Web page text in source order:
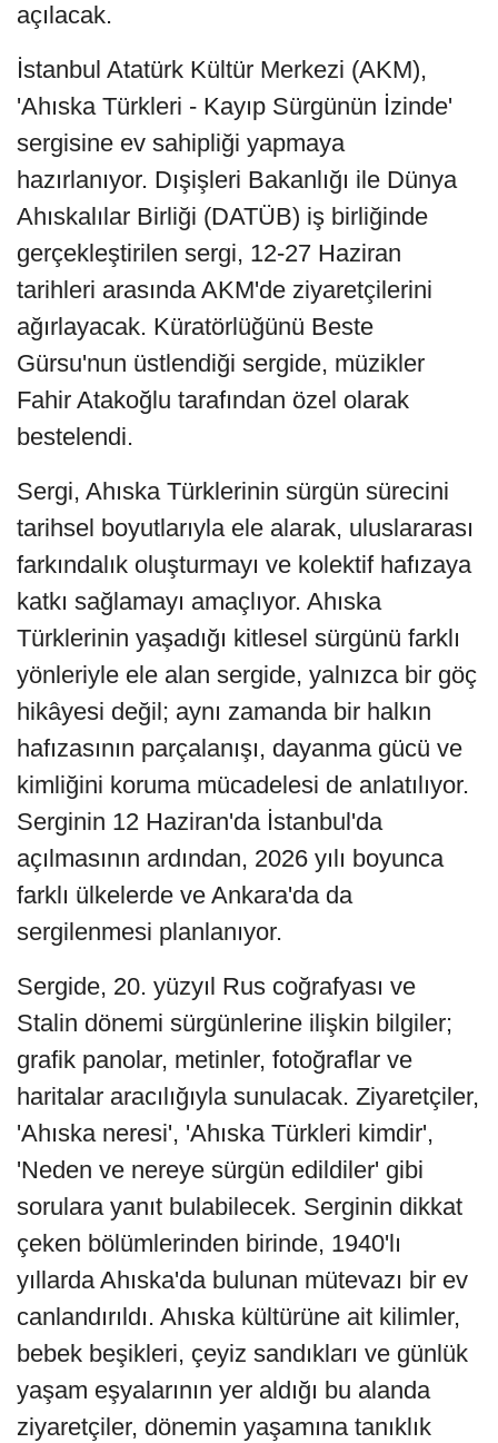
açılacak.
İstanbul Atatürk Kültür Merkezi (AKM),
'Ahıska Türkleri - Kayıp Sürgünün İzinde'
sergisine ev sahipliği yapmaya
hazırlanıyor. Dışişleri Bakanlığı ile Dünya
Ahıskalılar Birliği (DATÜB) iş birliğinde
gerçekleştirilen sergi, 12-27 Haziran
tarihleri arasında AKM'de ziyaretçilerini
ağırlayacak. Küratörlüğünü Beste
Gürsu'nun üstlendiği sergide, müzikler
Fahir Atakoğlu tarafından özel olarak
bestelendi.
Sergi, Ahıska Türklerinin sürgün sürecini
tarihsel boyutlarıyla ele alarak, uluslararası
farkındalık oluşturmayı ve kolektif hafızaya
katkı sağlamayı amaçlıyor. Ahıska
Türklerinin yaşadığı kitlesel sürgünü farklı
yönleriyle ele alan sergide, yalnızca bir göç
hikâyesi değil; aynı zamanda bir halkın
hafızasının parçalanışı, dayanma gücü ve
kimliğini koruma mücadelesi de anlatılıyor.
Serginin 12 Haziran'da İstanbul'da
açılmasının ardından, 2026 yılı boyunca
farklı ülkelerde ve Ankara'da da
sergilenmesi planlanıyor.
Sergide, 20. yüzyıl Rus coğrafyası ve
Stalin dönemi sürgünlerine ilişkin bilgiler;
grafik panolar, metinler, fotoğraflar ve
haritalar aracılığıyla sunulacak. Ziyaretçiler,
'Ahıska neresi', 'Ahıska Türkleri kimdir',
'Neden ve nereye sürgün edildiler' gibi
sorulara yanıt bulabilecek. Serginin dikkat
çeken bölümlerinden birinde, 1940'lı
yıllarda Ahıska'da bulunan mütevazı bir ev
canlandırıldı. Ahıska kültürüne ait kilimler,
bebek beşikleri, çeyiz sandıkları ve günlük
yaşam eşyalarının yer aldığı bu alanda
ziyaretçiler, dönemin yaşamına tanıklık